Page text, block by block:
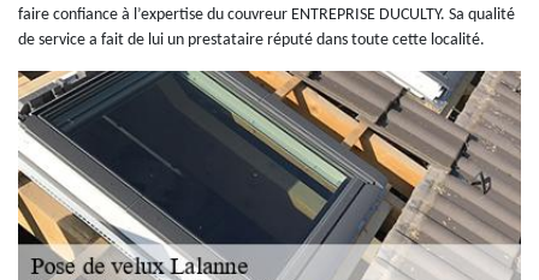
faire confiance à l’expertise du couvreur ENTREPRISE DUCULTY. Sa qualité
de service a fait de lui un prestataire réputé dans toute cette localité.